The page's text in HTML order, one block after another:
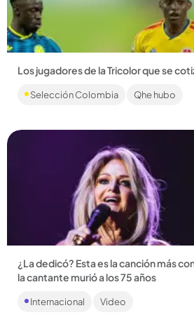
Compartir
Los jugadores de la Tricolor que se
Tres jugadores de la Tricolor podrían
del Mundial 2026. ...
Selección Colombia Qhe hubo
Compartir Noticia
¿La dedicó? Esta es la canción más
la cantante murió a los 75 años
En Medellín la canción es un clásico
conocida por varias generaciones.
Internacional Video